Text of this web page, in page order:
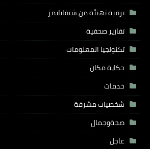
برقية تهنئة من شيفاتايمز
تقارير صحفية
تكنولجيا المعلومات
حكاية مكان
خدمات
شخصيات مشرفة
صحةوجمال
عاجل